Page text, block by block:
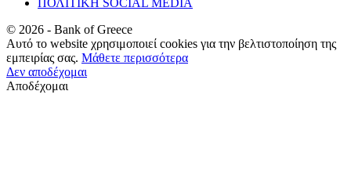
© 2026 - Bank of Greece
Αυτό το website χρησιμοποιεί cookies για την βελτιστοποίηση της
εμπειρίας σας. Μάθετε περισσότερα
Δεν αποδέχομαι
Αποδέχομαι